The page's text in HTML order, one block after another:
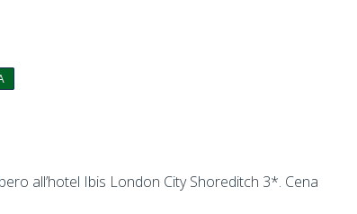
all’hotel Ibis London City Shoreditch 3*. Cena